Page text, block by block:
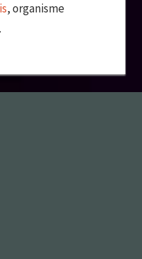
, organisme